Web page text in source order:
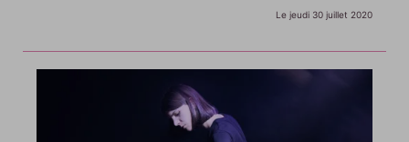
Le jeudi 30 juillet 2020